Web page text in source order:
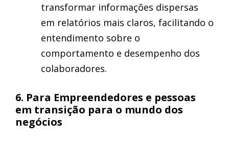
transformar informações dispersas
em relatórios mais claros, facilitando o
entendimento sobre o
comportamento e desempenho dos
colaboradores.
6. Para Empreendedores e pessoas
em transição para o mundo dos
negócios